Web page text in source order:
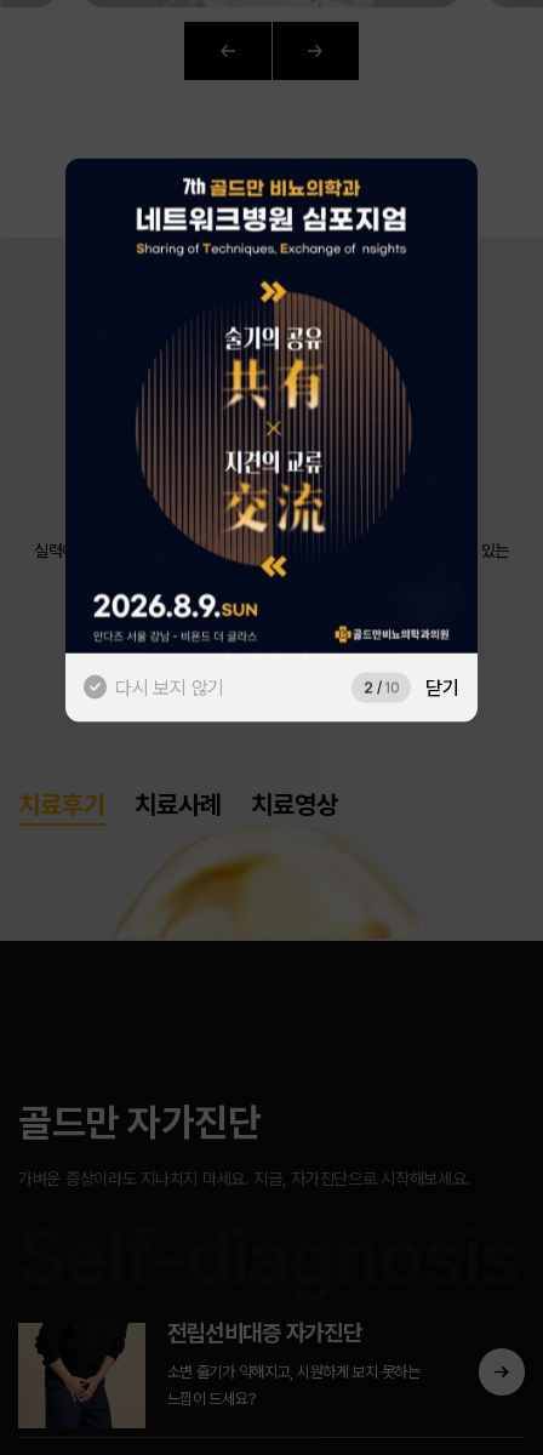
다시 보지 않기 2 / 10 닫기
로그인
회원가입 아이디 · 비밀번호 찾기
네이버로 시작하기
카카오톡으로 시작하기
AICURATION
환자가 증명하는
골드만의 차이
실력이 만든 수많은 후기 중 이용자의 관심사를 분석해
AI가 가장 의미 있는
후기를 보여드립니다.
# 전립선비대증
치료후기 치료사례 치료영상
골드만 자가진단
가벼운 증상이라도 지나치지 마세요. 지금, 자가진단으로 시작해보세요.
전립선비대증 자가진단
소변 줄기가 약해지고, 시원하게 보지 못하는
느낌이 드세요?